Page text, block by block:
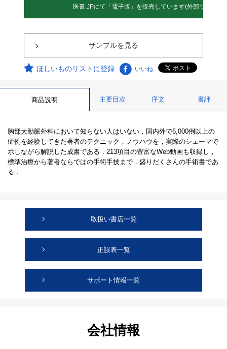
サンプルを見る
ほしいものリストに登録 いいね
商品説明 主要目次 序文 書評
胸部大動脈外科において知らない人はいない，国内外で6,000例以上の
症例を経験してきた著者のテクニック，ノウハウを，実際のシェーマで
示しながら解説した成書である．213項目の豊富なWeb動画も収録し，
標準治療から著者ならではの手術手技まで，盛りだくさんの手術書であ
る．
取扱い書店一覧
正誤表一覧
サポート情報一覧
会社情報